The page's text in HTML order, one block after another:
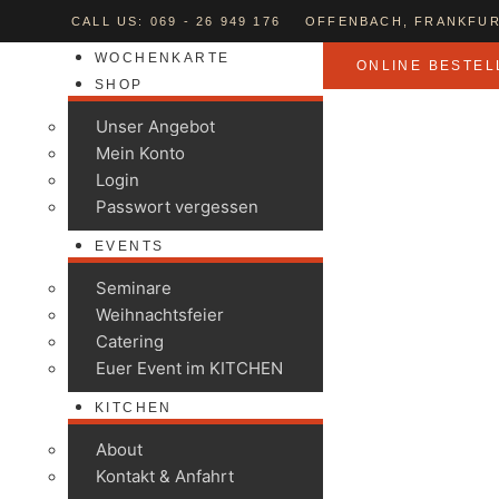
CALL US: 069 - 26 949 176 OFFENBACH,
WOCHENKARTE
SHOP
Unser Angebot
Mein Konto
Login
Passwort vergessen
EVENTS
Seminare
Weihnachtsfeier
Catering
Euer Event im KITCHEN
KITCHEN
About
Kontakt & Anfahrt
ONLINE